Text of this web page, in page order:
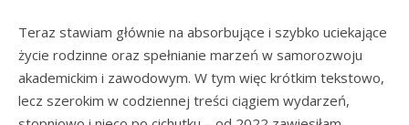
Teraz stawiam głównie na absorbujące i szybko uciekające
życie rodzinne oraz spełnianie marzeń w samorozwoju
akademickim i zawodowym. W tym więc krótkim tekstowo,
lecz szerokim w codziennej treści ciągiem wydarzeń,